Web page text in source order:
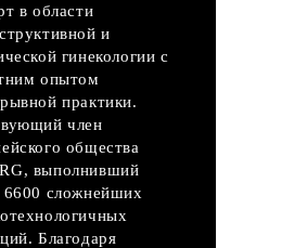
в области
и
гинекологии с
опытом
практики.
член
общества
выполнивший
6600 сложнейших
Благодаря